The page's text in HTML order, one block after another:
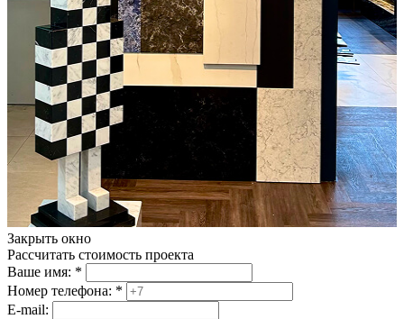
Закрыть окно
Рассчитать стоимость проекта
Ваше имя: *
Номер телефона: *
E-mail: